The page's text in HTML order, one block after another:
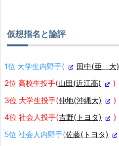
仮想指名と論評
1位 大学生内野手( 田中(亜 大)
2位 高校生投手(山田(近江高)
)
3位 大学生投手(仲地(沖縄大)
)
4位 社会人投手(吉野(トヨタ)
)
5位 社会人内野手(佐藤(トヨタ)